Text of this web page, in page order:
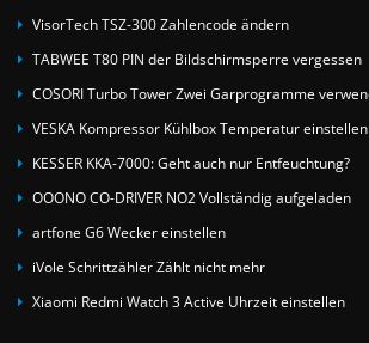
VisorTech TSZ-300 Zahlencode ändern
TABWEE T80 PIN der Bildschirmsperre vergessen
COSORI Turbo Tower Zwei Garprogramme
VESKA Kompressor Kühlbox Temperatur einstellen
KESSER KKA-7000: Geht auch nur Entfeuchtung?
OOONO CO-DRIVER NO2 Vollständig aufgeladen
artfone G6 Wecker einstellen
iVole Schrittzähler Zählt nicht mehr
Xiaomi Redmi Watch 3 Active Uhrzeit einstellen